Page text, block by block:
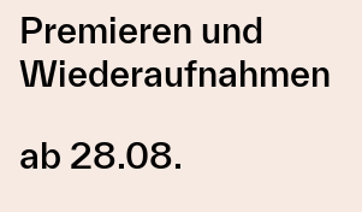
Premieren und
Wiederaufnahmen
ab 28.08.